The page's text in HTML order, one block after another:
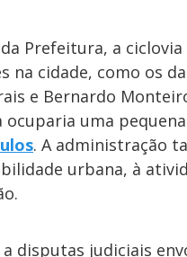
Prefeitura, a
cidade, como os
e Bernardo
uma
. A administração
urbana, à
disputas judiciais